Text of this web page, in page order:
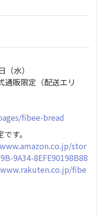
水）
販限定（配送エリ
fibee-bread
す。
stor
9A34-8EFE90198B88
fibe